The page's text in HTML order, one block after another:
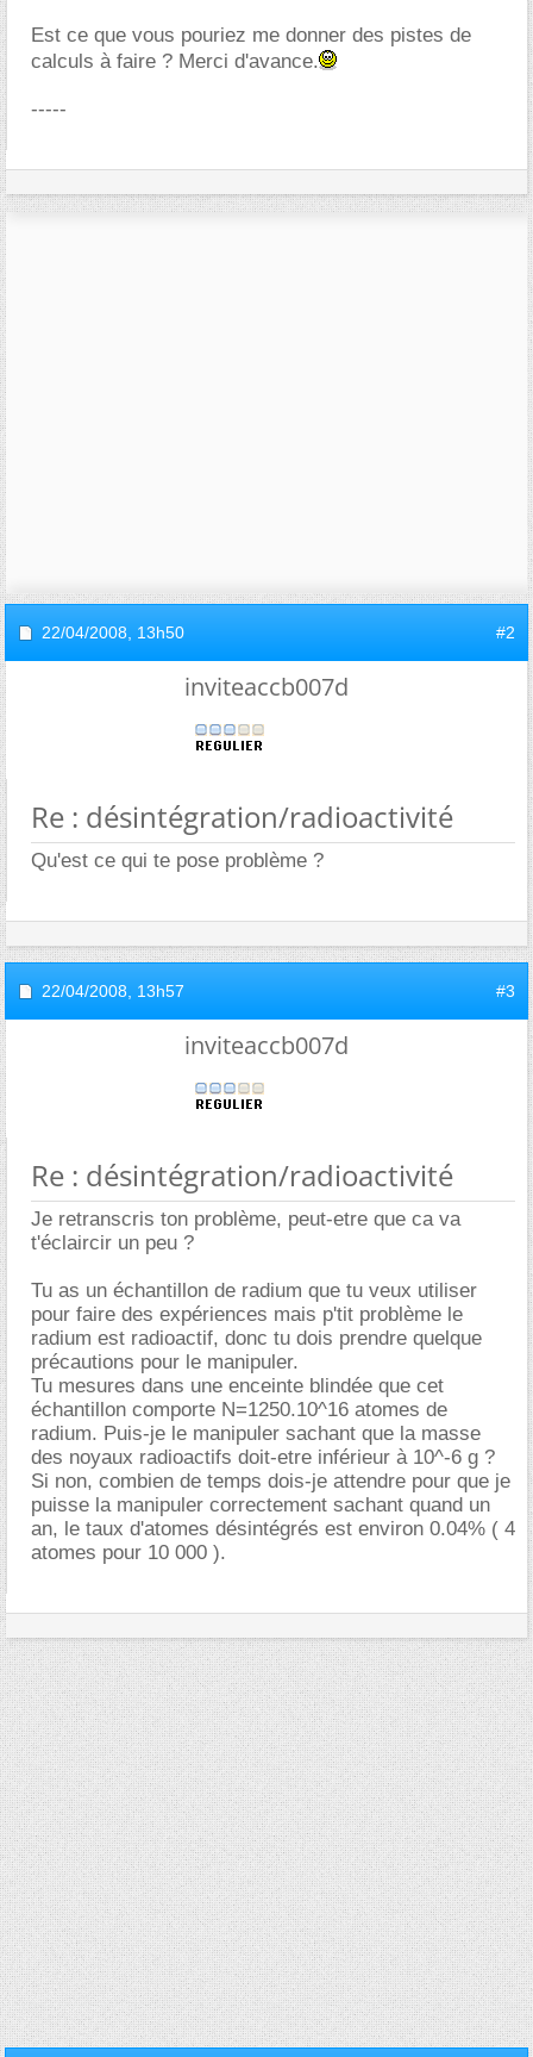
Est ce que vous pouriez me donner des pistes de
calculs à faire ? Merci d'avance.
-----
22/04/2008, 13h50 #2
inviteaccb007d
Re : désintégration/radioactivité
Qu'est ce qui te pose problème ?
22/04/2008, 13h57 #3
inviteaccb007d
Re : désintégration/radioactivité
Je retranscris ton problème, peut-etre que ca va
t'éclaircir un peu ?
Tu as un échantillon de radium que tu veux utiliser
pour faire des expériences mais p'tit problème le
radium est radioactif, donc tu dois prendre quelque
précautions pour le manipuler.
Tu mesures dans une enceinte blindée que cet
échantillon comporte N=1250.10^16 atomes de
radium. Puis-je le manipuler sachant que la masse
des noyaux radioactifs doit-etre inférieur à 10^-6 g ?
Si non, combien de temps dois-je attendre pour que je
puisse la manipuler correctement sachant quand un
an, le taux d'atomes désintégrés est environ 0.04% ( 4
atomes pour 10 000 ).